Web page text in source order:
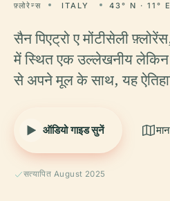
फ़्लोरेन्स ITALY 43° N · 11° E
सैन पिएट्रो ए मोंटीसेली
में स्थित एक उल्लेखनीय लेकिन
से अपने मूल के साथ, यह
ऑडियो गाइड सुनें
सत्यापित August 2025